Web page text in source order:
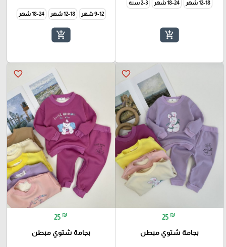
12-18 شهر 18-24 شهر 2-3 سنة
add_shopping_cart
9-12 شهر 12-18 شهر 18-24 شهر
add_shopping_cart
favorite_border
25 ₪
بجامة شتوي مبطن
favorite_border
25 ₪
بجامة شتوي مبطن